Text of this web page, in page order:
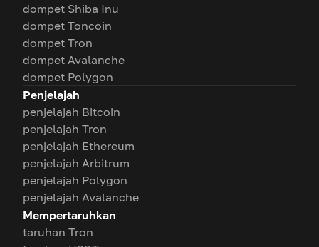
dompet Shiba Inu
dompet Toncoin
dompet Tron
dompet Avalanche
dompet Polygon
Penjelajah
penjelajah Bitcoin
penjelajah Tron
penjelajah Ethereum
penjelajah Arbitrum
penjelajah Polygon
penjelajah Avalanche
Mempertaruhkan
taruhan Tron